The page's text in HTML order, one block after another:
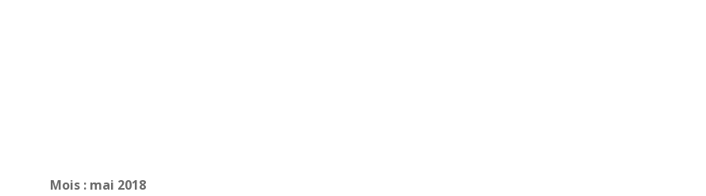
Mois : mai 2018